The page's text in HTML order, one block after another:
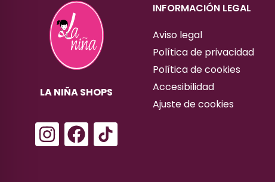
LA NIÑA SHOPS
I
n
F
a
INFORMACIÓN LEGAL
Aviso legal
Política de privacidad
Política de cookies
Accesibilidad
Ajuste de cookies